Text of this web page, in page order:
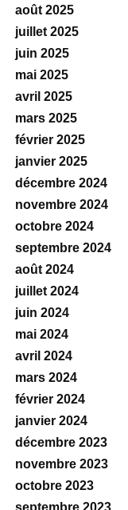
août 2025
juillet 2025
juin 2025
mai 2025
avril 2025
mars 2025
février 2025
janvier 2025
décembre 2024
novembre 2024
octobre 2024
septembre 2024
août 2024
juillet 2024
juin 2024
mai 2024
avril 2024
mars 2024
février 2024
janvier 2024
décembre 2023
novembre 2023
octobre 2023
septembre 2023